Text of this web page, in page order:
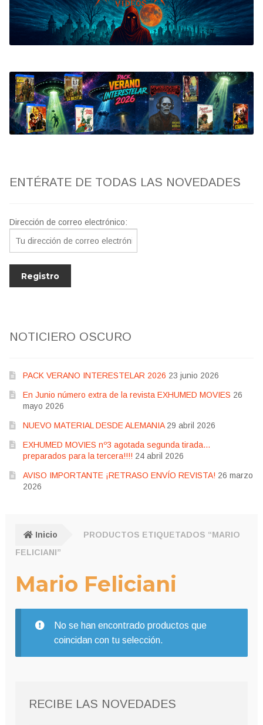
Bluray
Clasificada S
artwork
fantaterror
Jesús Franco
ENTÉRATE DE TODAS LAS NOVEDADES
Dirección de correo electrónico:
NOTICIERO OSCURO
PACK VERANO INTERESTELAR 2026 23 junio 2026
En Junio número extra de la revista EXHUMED MOVIES 26
mayo 2026
NUEVO MATERIAL DESDE ALEMANIA 29 abril 2026
EXHUMED MOVIES nº3 agotada segunda tirada…
preparados para la tercera!!!! 24 abril 2026
AVISO IMPORTANTE ¡RETRASO ENVÍO REVISTA! 26 marzo
2026
Inicio
PRODUCTOS ETIQUETADOS “MARIO
FELICIANI”
Mario Feliciani
No se han encontrado productos que
coincidan con tu selección.
RECIBE LAS NOVEDADES